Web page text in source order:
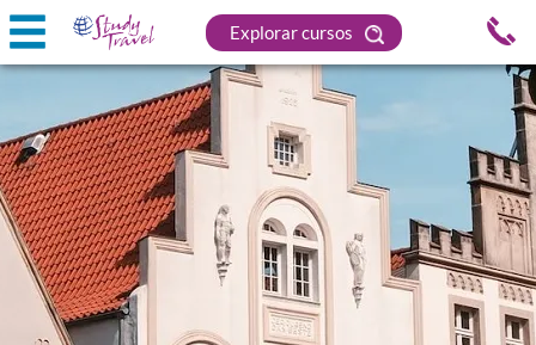
Explorar cursos